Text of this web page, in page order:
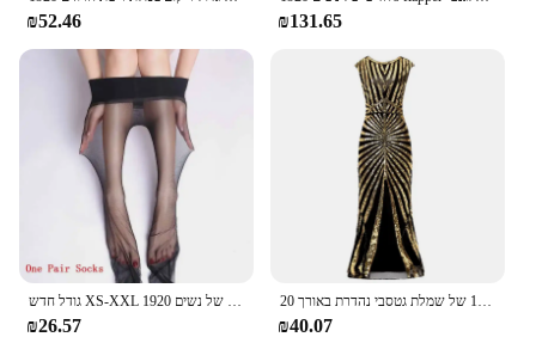
₪52.46 ₪131.65
₪26.57 ₪40.07